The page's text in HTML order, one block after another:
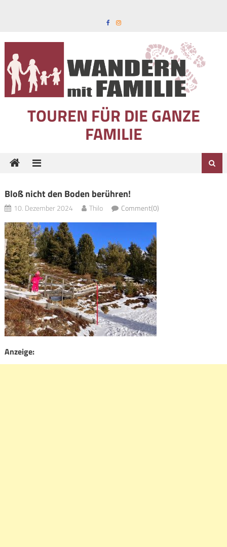
TOUREN FÜR DIE GANZE
FAMILIE
Bloß nicht den Boden berühren!
10. Dezember 2024 Thilo Comment(0)
Anzeige: